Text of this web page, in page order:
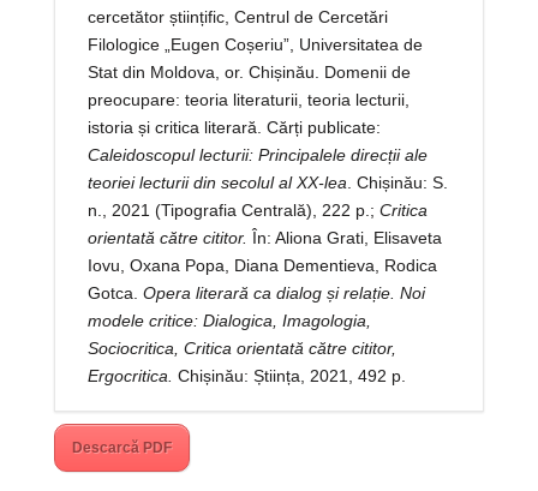
cercetător științific, Centrul de Cercetări
Filologice „Eugen Coșeriu”, Universitatea de
Stat din Moldova, or. Chișinău. Domenii de
preocupare: teoria literaturii, teoria lecturii,
istoria și critica literară. Cărți publicate:
Caleidoscopul lecturii: Principalele direcții ale
teoriei lecturii din secolul al XX-lea . Chișinău: S.
n., 2021 (Tipografia Centrală), 222 p.; Critica
orientată către cititor. În: Aliona Grati, Elisaveta
Iovu, Oxana Popa, Diana Dementieva, Rodica
Gotca. Opera literară ca dialog și relație. Noi
modele critice: Dialogica, Imagologia,
Sociocritica, Critica orientată către cititor,
Ergocritica. Chișinău: Știința, 2021, 492 p.
Descarcă PDF